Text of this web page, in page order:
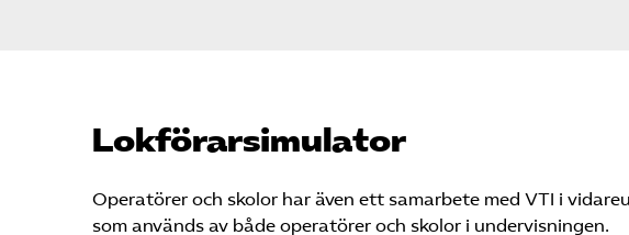
Lokförarsimulator
Operatörer och skolor har även ett samarbete med VTI i
som används av både operatörer och skolor i undervisningen.